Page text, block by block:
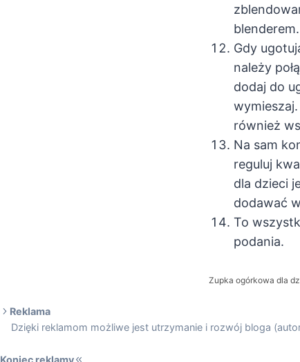
blenderem.
Gdy
należy
dodaj do
również
Na sam
reguluj
dla dzieci
dodawać
To
podania.
Zupka ogórkowa dla
Reklama
Dzięki reklamom możliwe jest utrzymanie i rozwój bloga
Koniec reklamy